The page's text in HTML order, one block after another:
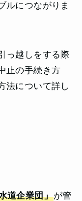
ルにつながりま
っ越しをする際
止の手続き方
法について詳し
道企業団」が管